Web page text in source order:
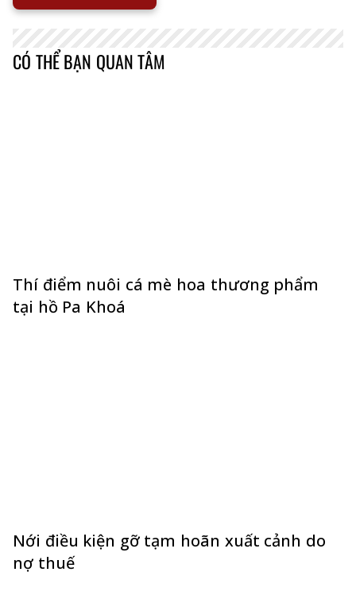
CÓ THỂ BẠN QUAN TÂM
Thí điểm nuôi cá mè hoa thương phẩm
tại hồ Pa Khoá
Nới điều kiện gỡ tạm hoãn xuất cảnh do
nợ thuế